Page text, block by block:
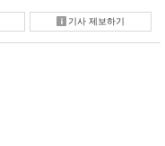
기사 제보하기